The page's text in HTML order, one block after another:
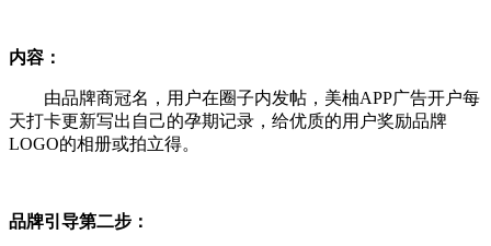
内容：
由品牌商冠名，用户在圈子内发帖，美柚APP广告开户每
天打卡更新写出自己的孕期记录，给优质的用户奖励品牌
LOGO的相册或拍立得。
品牌引导第二步：